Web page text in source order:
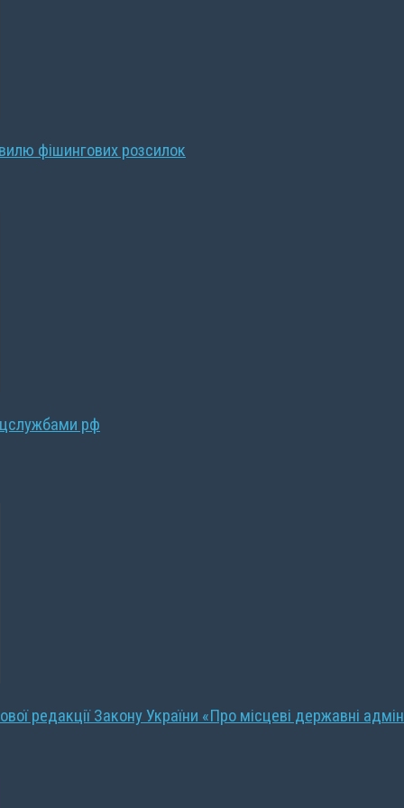
фішингових розсилок
рф
редакції Закону України «Про місцеві державні